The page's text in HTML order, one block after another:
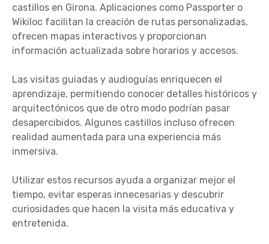
castillos en Girona. Aplicaciones como Passporter o
Wikiloc facilitan la creación de rutas personalizadas,
ofrecen mapas interactivos y proporcionan
información actualizada sobre horarios y accesos.
Las visitas guiadas y audioguías enriquecen el
aprendizaje, permitiendo conocer detalles históricos y
arquitectónicos que de otro modo podrían pasar
desapercibidos. Algunos castillos incluso ofrecen
realidad aumentada para una experiencia más
inmersiva.
Utilizar estos recursos ayuda a organizar mejor el
tiempo, evitar esperas innecesarias y descubrir
curiosidades que hacen la visita más educativa y
entretenida.